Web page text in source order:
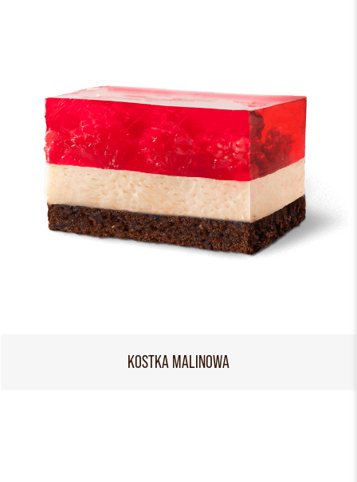
KOSTKA MALINOWA